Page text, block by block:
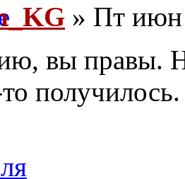
» Пт июн
вы правы.
получилось.